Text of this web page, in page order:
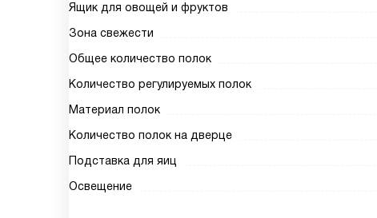
Ящик для овощей и фруктов
Зона свежести
Общее количество полок
Количество регулируемых полок
Материал полок
Количество полок на дверце
Подставка для яиц
Освещение